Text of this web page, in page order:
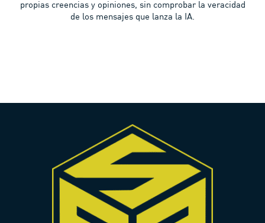
propias creencias y opiniones, sin comprobar la veracidad
de los mensajes que lanza la IA.